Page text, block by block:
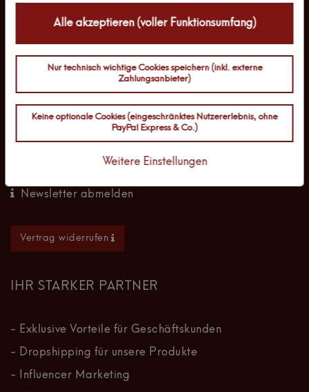
Newsletter abonnieren (5% Coupon)
RECHTLICHE INFORMATIONEN
Widerrufsrecht
Newsletter abmelden
Vertrag widerrufen
IHR STARKER PARTNER
- Exklusive Vorteile für Geschäftskunden
- Dropshipping für unsere Produkte
- Influencer Marketing
Alle akzeptieren (voller Funktionsumfang)
Nur technisch wichtige Cookies speichern (inkl. externe
Zahlungsanbieter)
Keine optionale Cookies (eingeschränktes Nutzererlebnis, ohne
PayPal Express & Co.)
Weitere Einstellungen